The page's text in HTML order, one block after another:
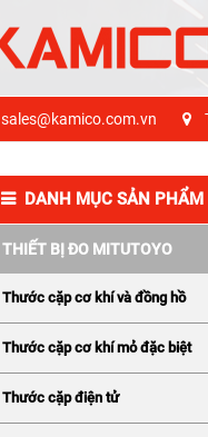
sales@kamico.com.vn
DANH MỤC SẢN PHẨM
THIẾT BỊ ĐO MITUTOYO
Thước cặp cơ khí và đồng hồ
Thước cặp cơ khí mỏ đặc biệt
Thước cặp điện tử